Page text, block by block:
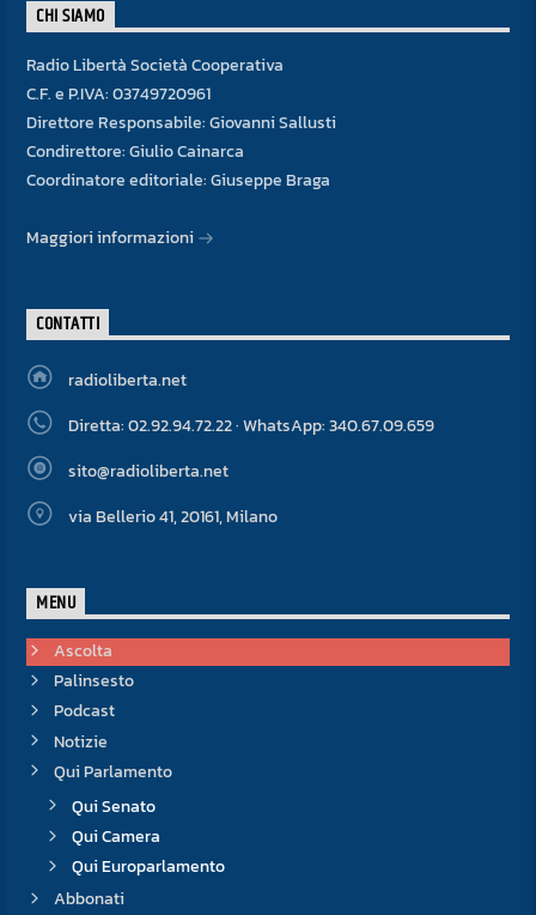
CHI SIAMO
Radio Libertà Società Cooperativa
C.F. e P.IVA: 03749720961
Direttore Responsabile: Giovanni Sallusti
Condirettore: Giulio Cainarca
Coordinatore editoriale: Giuseppe Braga
Maggiori informazioni
CONTATTI
radioliberta.net
Diretta: 02.92.94.72.22 · WhatsApp: 340.67.09.659
sito@radioliberta.net
via Bellerio 41, 20161, Milano
MENU
Ascolta
Palinsesto
Podcast
Notizie
Qui Parlamento
Qui Senato
Qui Camera
Qui Europarlamento
Abbonati